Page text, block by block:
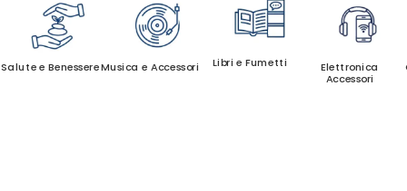
Salute e BenessereMusica e Accessori Libri e Fumetti
Elettronica
Accessori